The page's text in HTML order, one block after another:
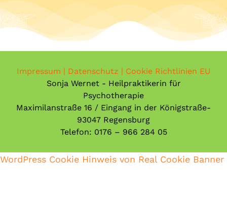
Impressum | Datenschutz | Cookie Richtlinien EU
Sonja Wernet - Heilpraktikerin für
Psychotherapie
Maximilanstraße 16 / Eingang in der Königstraße-
93047 Regensburg
Telefon: 0176 – 966 284 05
WordPress Cookie Hinweis von Real Cookie Banner